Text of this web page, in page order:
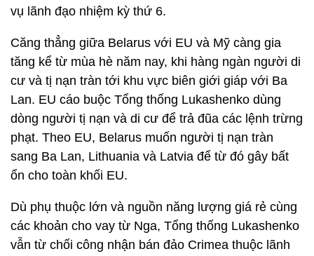
vụ lãnh đạo nhiệm kỳ thứ 6.
Căng thẳng giữa Belarus với EU và Mỹ càng gia
tăng kể từ mùa hè năm nay, khi hàng ngàn người di
cư và tị nạn tràn tới khu vực biên giới giáp với Ba
Lan. EU cáo buộc Tổng thống Lukashenko dùng
dòng người tị nạn và di cư để trả đũa các lệnh trừng
phạt. Theo EU, Belarus muốn người tị nạn tràn
sang Ba Lan, Lithuania và Latvia để từ đó gây bất
ổn cho toàn khối EU.
Dù phụ thuộc lớn và nguồn năng lượng giá rẻ cùng
các khoản cho vay từ Nga, Tổng thống Lukashenko
vẫn từ chối công nhận bán đảo Crimea thuộc lãnh